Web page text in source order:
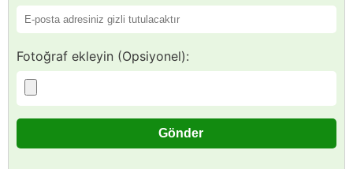
Fotoğraf ekleyin (Opsiyonel):